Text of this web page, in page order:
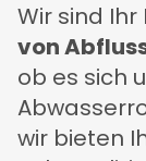
Wir sind
von
ob es sich
wir bieten